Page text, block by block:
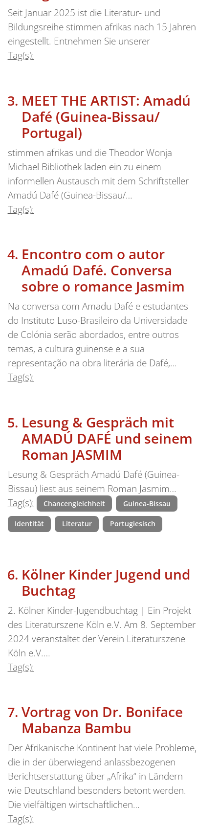
Seit Januar 2025 ist die Literatur- und
Bildungsreihe stimmen afrikas nach 15 Jahren
eingestellt. Entnehmen Sie unserer
Tag(s):
MEET THE ARTIST: Amadú
Dafé (Guinea-Bissau/
Portugal)
stimmen afrikas und die Theodor Wonja
Michael Bibliothek laden ein zu einem
informellen Austausch mit dem Schriftsteller
Amadú Dafé (Guinea-Bissau/…
Tag(s):
Encontro com o autor
Amadú Dafé. Conversa
sobre o romance Jasmim
Na conversa com Amadu Dafé e estudantes
do Instituto Luso-Brasileiro da Universidade
de Colónia serão abordados, entre outros
temas, a cultura guinense e a sua
representação na obra literária de Dafé,…
Tag(s):
Lesung & Gespräch mit
AMADÚ DAFÉ und seinem
Roman JASMIM
Lesung & Gespräch Amadú Dafé (Guinea-
Bissau) liest aus seinem Roman Jasmim…
Tag(s):
Chancengleichheit Guinea-Bissau
Identität Literatur Portugiesisch
Kölner Kinder Jugend und
Buchtag
2. Kölner Kinder-Jugendbuchtag | Ein Projekt
des Literaturszene Köln e.V. Am 8. September
2024 veranstaltet der Verein Literaturszene
Köln e.V.…
Tag(s):
Vortrag von Dr. Boniface
Mabanza Bambu
Der Afrikanische Kontinent hat viele Probleme,
die in der überwiegend anlassbezogenen
Berichtserstattung über „Afrika“ in Ländern
wie Deutschland besonders betont werden.
Die vielfältigen wirtschaftlichen…
Tag(s):